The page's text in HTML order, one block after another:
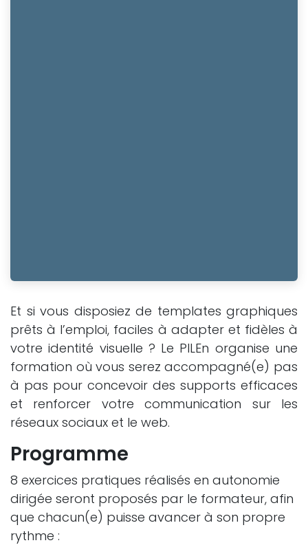
Et si vous disposiez de templates graphiques
prêts à l’emploi, faciles à adapter et fidèles à
votre identité visuelle ? Le PILEn organise une
formation où vous serez accompagné(e) pas
à pas pour concevoir des supports efficaces
et renforcer votre communication sur les
réseaux sociaux et le web.
Programme
8 exercices pratiques réalisés en autonomie
dirigée seront proposés par le formateur, afin
que chacun(e) puisse avancer à son propre
rythme :